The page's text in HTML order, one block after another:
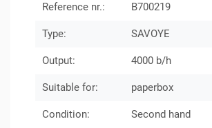
Reference nr.: B700219
Type: SAVOYE
Output: 4000 b/h
Suitable for: paperbox
Condition: Second hand